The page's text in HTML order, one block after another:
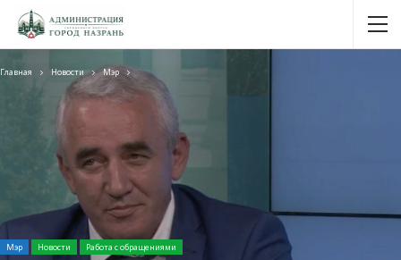
Главная Новости Мэр
Мэр Новости Работа с обращениями